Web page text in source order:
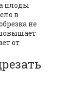
плоды
в
не
от